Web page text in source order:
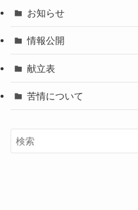
お知らせ
情報公開
献立表
苦情について